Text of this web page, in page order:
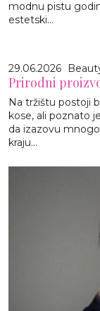
modnu pistu
estetski...
29.06.2026
Prirodni
Na tržištu postoji
kose, ali poznato
da izazovu
kraju...